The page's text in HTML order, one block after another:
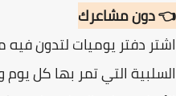
👈 دون مشاعرك
اشتر دفتر يوميات لتدون
السلبية التي تمر بها كل